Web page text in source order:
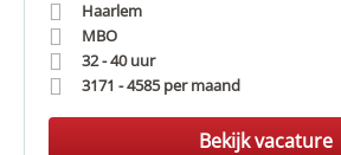
Haarlem
MBO
32 - 40 uur
3171 -4585 per maand
Bekijk vacature